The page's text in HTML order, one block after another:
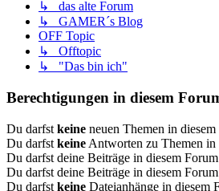
↳ das alte Forum
↳ GAMER´s Blog
OFF Topic
↳ Offtopic
↳ "Das bin ich"
Berechtigungen in diesem
Du darfst keine neuen Themen in
Du darfst keine Antworten zu Themen in
Du darfst deine Beiträge in diesem Forum
Du darfst deine Beiträge in diesem Forum
Du darfst keine Dateianhänge in diesem